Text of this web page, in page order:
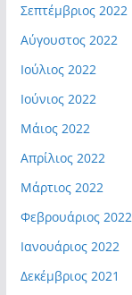
Σεπτέμβριος 2022
Αύγουστος 2022
Ιούλιος 2022
Ιούνιος 2022
Μάιος 2022
Απρίλιος 2022
Μάρτιος 2022
Φεβρουάριος 2022
Ιανουάριος 2022
Δεκέμβριος 2021